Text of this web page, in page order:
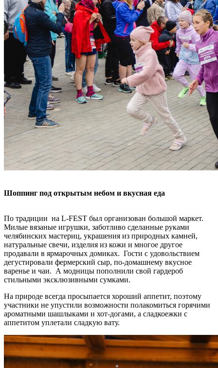
Шоппинг под открытым небом и вкусная еда
По традиции на L-FEST был организован большой маркет.
Милые вязаные игрушки, заботливо сделанные руками
челябинских мастериц, украшения из природных камней,
натуральные свечи, изделия из кожи и многое другое
продавали в ярмарочных домиках. Гости с удовольствием
дегустировали фермерский сыр, по-домашнему вкусное
варенье и чаи. А модницы пополнили свой гардероб
стильными эксклюзивными сумками.
На природе всегда просыпается хороший аппетит, поэтому
участники не упустили возможности полакомиться горячими
ароматными шашлыками и хот-догами, а сладкоежки с
аппетитом уплетали сладкую вату.